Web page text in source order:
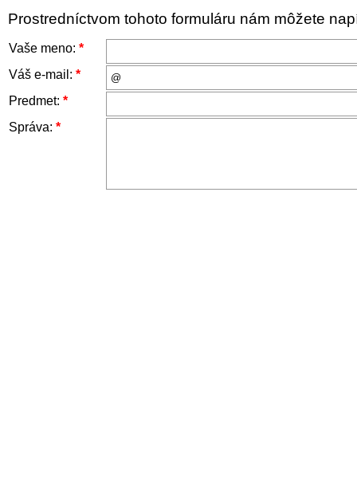
Prostredníctvom tohoto formuláru nám môžete
Vaše meno: *
Váš e-mail: *
Predmet: *
Správa: *